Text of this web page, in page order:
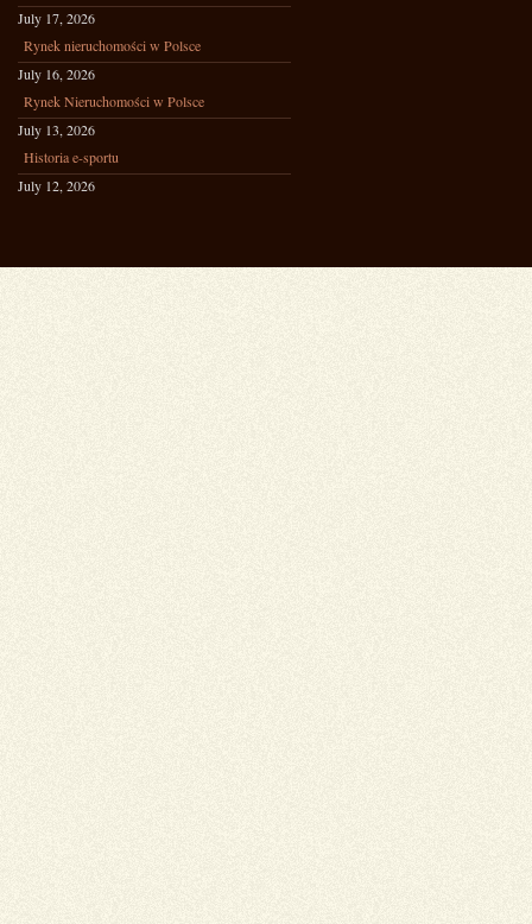
July 17, 2026
Rynek nieruchomości w Polsce
July 16, 2026
Rynek Nieruchomości w Polsce
July 13, 2026
Historia e-sportu
July 12, 2026